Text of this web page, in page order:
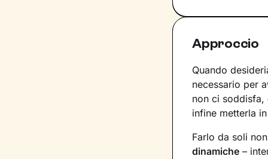
Approccio
Quando
necessario per
non ci
infine metterla
Farlo da soli
dinamiche –